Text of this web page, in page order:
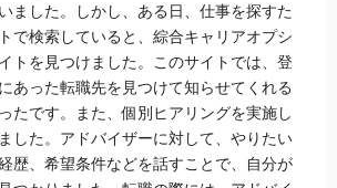
ました。しかし、ある日、仕事を探すた
で検索していると、綜合キャリアオプシ
トを見つけました。このサイトでは、登
あった転職先を見つけて知らせてくれる
たです。また、個別ヒアリングを実施し
した。アドバイザーに対して、やりたい
歴、希望条件などを話すことで、自分が